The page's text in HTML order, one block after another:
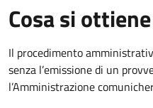
Cosa si ottiene
Il procedimento
senza l’emissione di un
l’Amministrazione